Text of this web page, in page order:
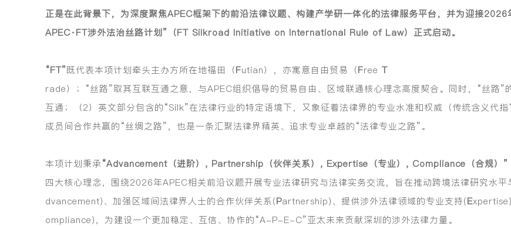
正是在此背景下，为深度聚焦APEC框架下的前沿法律议题、构建产学研一体化的法律服务平台，并为迎接
APEC·FT涉外法治丝路计划”（FT Silkroad Initiative on International Rule of Law）正式启动。
“FT”既代表本项计划牵头主办方所在地福田（Futian），亦寓意自由贸易（FreeT
rade）；“丝路”取其互联互通之意，与APEC组织倡导的贸易自由、区域联通核心理念高度契合。同时，“丝路
互通；（2）英文部分包含的“Silk”在法律行业的特定语境下，又象征着法律界的专业水准和权威（传统含义代
成员间合作共赢的“丝绸之路”，也是一条汇聚法律界精英、追求专业卓越的“法律专业之路”。
本项计划秉承“Advancement（进阶）, Partnership（伙伴关系）, Expertise（专业）, Compliance（合规）”
四大核心理念，围绕2026年APEC相关前沿议题开展专业法律研究与法律实务交流，旨在推动跨境法律研究水
dvancement)、加强区域间法律界人士的合作伙伴关系(Partnership)、提供涉外法律领域的专业支持(E
ompliance)，为建设一个更加稳定、互信、协作的“A-P-E-C”亚太未来贡献深圳的涉外法律力量。